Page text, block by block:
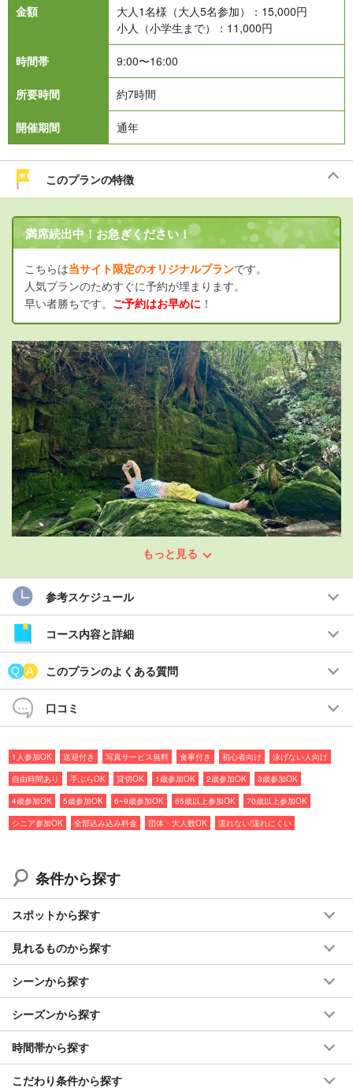
金額 大人1名様（大人5名参加）： 15,000円
小人（小学生まで）： 11,000円
時間帯 9:00〜16:00
所要時間 約7時間
開催期間 通年
このプランの特徴
満席続出中！お急ぎください！
こちらは当サイト限定のオリジナルプランです。
人気プランのためすぐに予約が埋まります。
早い者勝ちです。 ご予約はお早めに ！
女性ベテランガイドがご案内！
完全カスタマイズ可能な屋久島満喫ツアー
お客さまのご希望次第で滞在場所や内容をカスタマイズできる、1
組貸切制の完全オーダーメイドツアーで屋久島を満喫しません
か？
観光地化されていないおすすめスポットまで、行ってみたい場所
に行ける特別な体験！
おすすめポイント
1組貸切！希望に合わせて行程をアレンジ♪
◆地元だけが知る穴場スポットへご案内
観光地化されていない特別な場所を体験！
◆ツアー前の事前打ち合わせ可能
電話やオンラインでご希望をじっくり相談OK
もっと見る
参考スケジュール
コース内容と詳細
このプランのよくある質問
口コミ
1人参加OK 送迎付き 写真サービス無料 食事付き 初心者向け
泳げない人向け
自由時間あり
手ぶらOK 貸切OK 1歳参加OK 2歳参加OK
3歳参加OK
4歳参加OK
5歳参加OK 6~9歳参加OK 65歳以上参加OK
70歳以上参加OK
シニア参加OK
全部込み込み料金 団体・大人数OK 濡れない/濡れにくい
条件から探す
スポットから探す
見れるものから探す
シーンから探す
シーズンから探す
時間帯から探す
こだわり条件から探す